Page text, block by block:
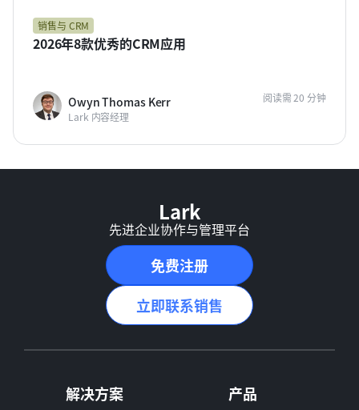
销售与 CRM
2026年8款优秀的CRM应用
Owyn Thomas Kerr
Lark 内容经理
阅读需 20 分钟
Lark
先进企业协作与管理平台
免费注册
立即联系销售
解决方案 产品